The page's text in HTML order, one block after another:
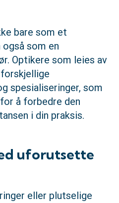
bare som et
også som en
Optikere som leies av
spesialiseringer, som
å forbedre den
i din praksis.
uforutsette
eller plutselige